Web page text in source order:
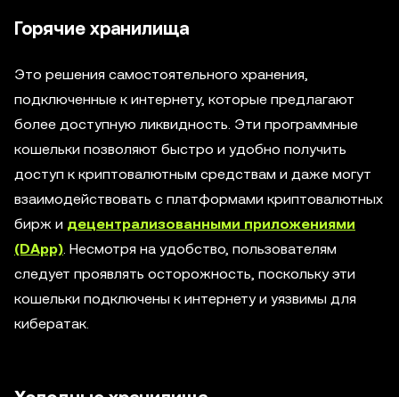
Горячие хранилища
Это решения самостоятельного хранения,
подключенные к интернету, которые предлагают
более доступную ликвидность. Эти программные
кошельки позволяют быстро и удобно получить
доступ к криптовалютным средствам и даже могут
взаимодействовать с платформами криптовалютных
бирж и децентрализованными приложениями
(DApp). Несмотря на удобство, пользователям
следует проявлять осторожность, поскольку эти
кошельки подключены к интернету и уязвимы для
кибератак.